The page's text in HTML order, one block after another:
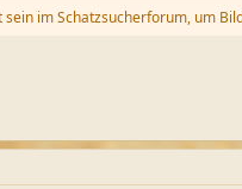
im Schatzsucherforum, um